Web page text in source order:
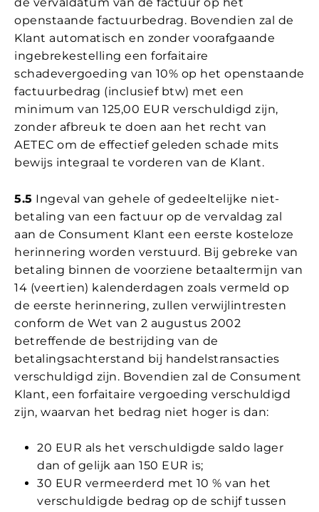
openstaande factuurbedrag. Bovendien zal de
Klant automatisch en zonder voorafgaande
ingebrekestelling een forfaitaire
schadevergoeding van 10% op het openstaande
factuurbedrag (inclusief btw) met een
minimum van 125,00 EUR verschuldigd zijn,
zonder afbreuk te doen aan het recht van
AETEC om de effectief geleden schade mits
bewijs integraal te vorderen van de Klant.
5.5 Ingeval van gehele of gedeeltelijke niet-
betaling van een factuur op de vervaldag zal
aan de Consument Klant een eerste kosteloze
herinnering worden verstuurd. Bij gebreke van
betaling binnen de voorziene betaaltermijn van
14 (veertien) kalenderdagen zoals vermeld op
de eerste herinnering, zullen verwijlintresten
conform de Wet van 2 augustus 2002
betreffende de bestrijding van de
betalingsachterstand bij handelstransacties
verschuldigd zijn. Bovendien zal de Consument
Klant, een forfaitaire vergoeding verschuldigd
zijn, waarvan het bedrag niet hoger is dan:
20 EUR als het verschuldigde saldo lager
dan of gelijk aan 150 EUR is;
30 EUR vermeerderd met 10 % van het
verschuldigde bedrag op de schijf tussen